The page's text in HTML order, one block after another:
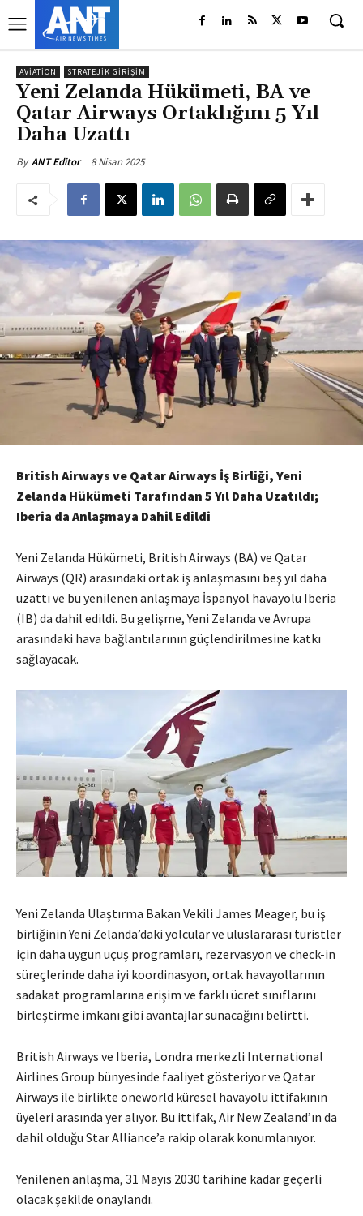
AVIATION STRATEJIK GIRIŞIM
Yeni Zelanda Hükümeti, BA ve
Qatar Airways Ortaklığını 5 Yıl
Daha Uzattı
By ANT Editor 8 Nisan 2025
British Airways ve Qatar Airways İş Birliği, Yeni
Zelanda Hükümeti Tarafından 5 Yıl Daha Uzatıldı;
Iberia da Anlaşmaya Dahil Edildi
Yeni Zelanda Hükümeti, British Airways (BA) ve Qatar
Airways (QR) arasındaki ortak iş anlaşmasını beş yıl daha
uzattı ve bu yenilenen anlaşmaya İspanyol havayolu Iberia
(IB) da dahil edildi. Bu gelişme, Yeni Zelanda ve Avrupa
arasındaki hava bağlantılarının güçlendirilmesine katkı
sağlayacak.
Yeni Zelanda Ulaştırma Bakan Vekili James Meager, bu iş
birliğinin Yeni Zelanda’daki yolcular ve uluslararası turistler
için daha uygun uçuş programları, rezervasyon ve check-in
süreçlerinde daha iyi koordinasyon, ortak havayollarının
sadakat programlarına erişim ve farklı ücret sınıflarını
birleştirme imkanı gibi avantajlar sunacağını belirtti.
British Airways ve Iberia, Londra merkezli International
Airlines Group bünyesinde faaliyet gösteriyor ve Qatar
Airways ile birlikte oneworld küresel havayolu ittifakının
üyeleri arasında yer alıyor. Bu ittifak, Air New Zealand’ın da
dahil olduğu Star Alliance’a rakip olarak konumlanıyor.
Yenilenen anlaşma, 31 Mayıs 2030 tarihine kadar geçerli
olacak şekilde onaylandı.